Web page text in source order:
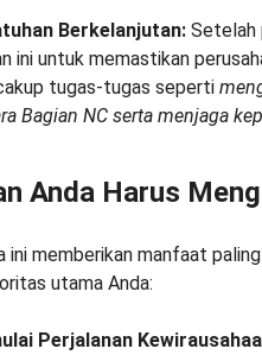
Berkelanjutan: Setelah
ini untuk memastikan
tugas-tugas seperti
Bagian NC serta menjaga
Anda Harus
ini memberikan manfaat
utama Anda:
Perjalanan